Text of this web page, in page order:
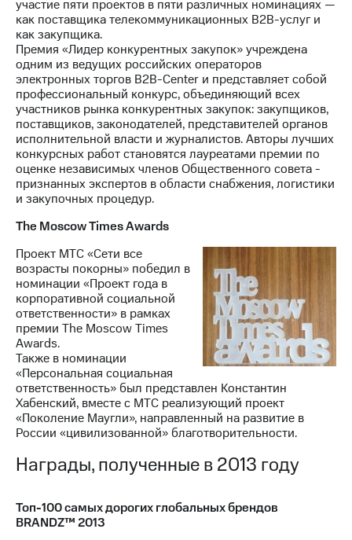
участие пяти проектов в пяти различных номинациях —
как поставщика телекоммуникационных B2B-услуг и
как закупщика.
Премия «Лидер конкурентных закупок» учреждена
одним из ведущих российских операторов
электронных торгов B2B-Center и представляет собой
профессиональный конкурс, объединяющий всех
участников рынка конкурентных закупок: закупщиков,
поставщиков, законодателей, представителей органов
исполнительной власти и журналистов. Авторы лучших
конкурсных работ становятся лауреатами премии по
оценке независимых членов Общественного совета -
признанных экспертов в области снабжения, логистики
и закупочных процедур.
The Moscow Times Awards
Проект МТС «Сети все
возрасты покорны» победил в
номинации «Проект года в
корпоративной социальной
ответственности» в рамках
премии The Moscow Times
Awards.
Также в номинации
«Персональная социальная
ответственность» был представлен Константин
Хабенский, вместе с МТС реализующий проект
«Поколение Маугли», направленный на развитие в
России «цивилизованной» благотворительности.
Награды, полученные в 2013 году
Топ-100 самых дорогих глобальных брендов
BRANDZ™ 2013